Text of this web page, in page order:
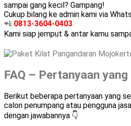
sampai gang kecil? Gampang!
Cukup bilang ke admin kami via
📲 0813-3604-0403
Kami siap jemput & antar kamu
FAQ – Pertanyaan
Berikut beberapa pertanyaan yang
calon penumpang atau pengguna
dengan jawabannya 👇